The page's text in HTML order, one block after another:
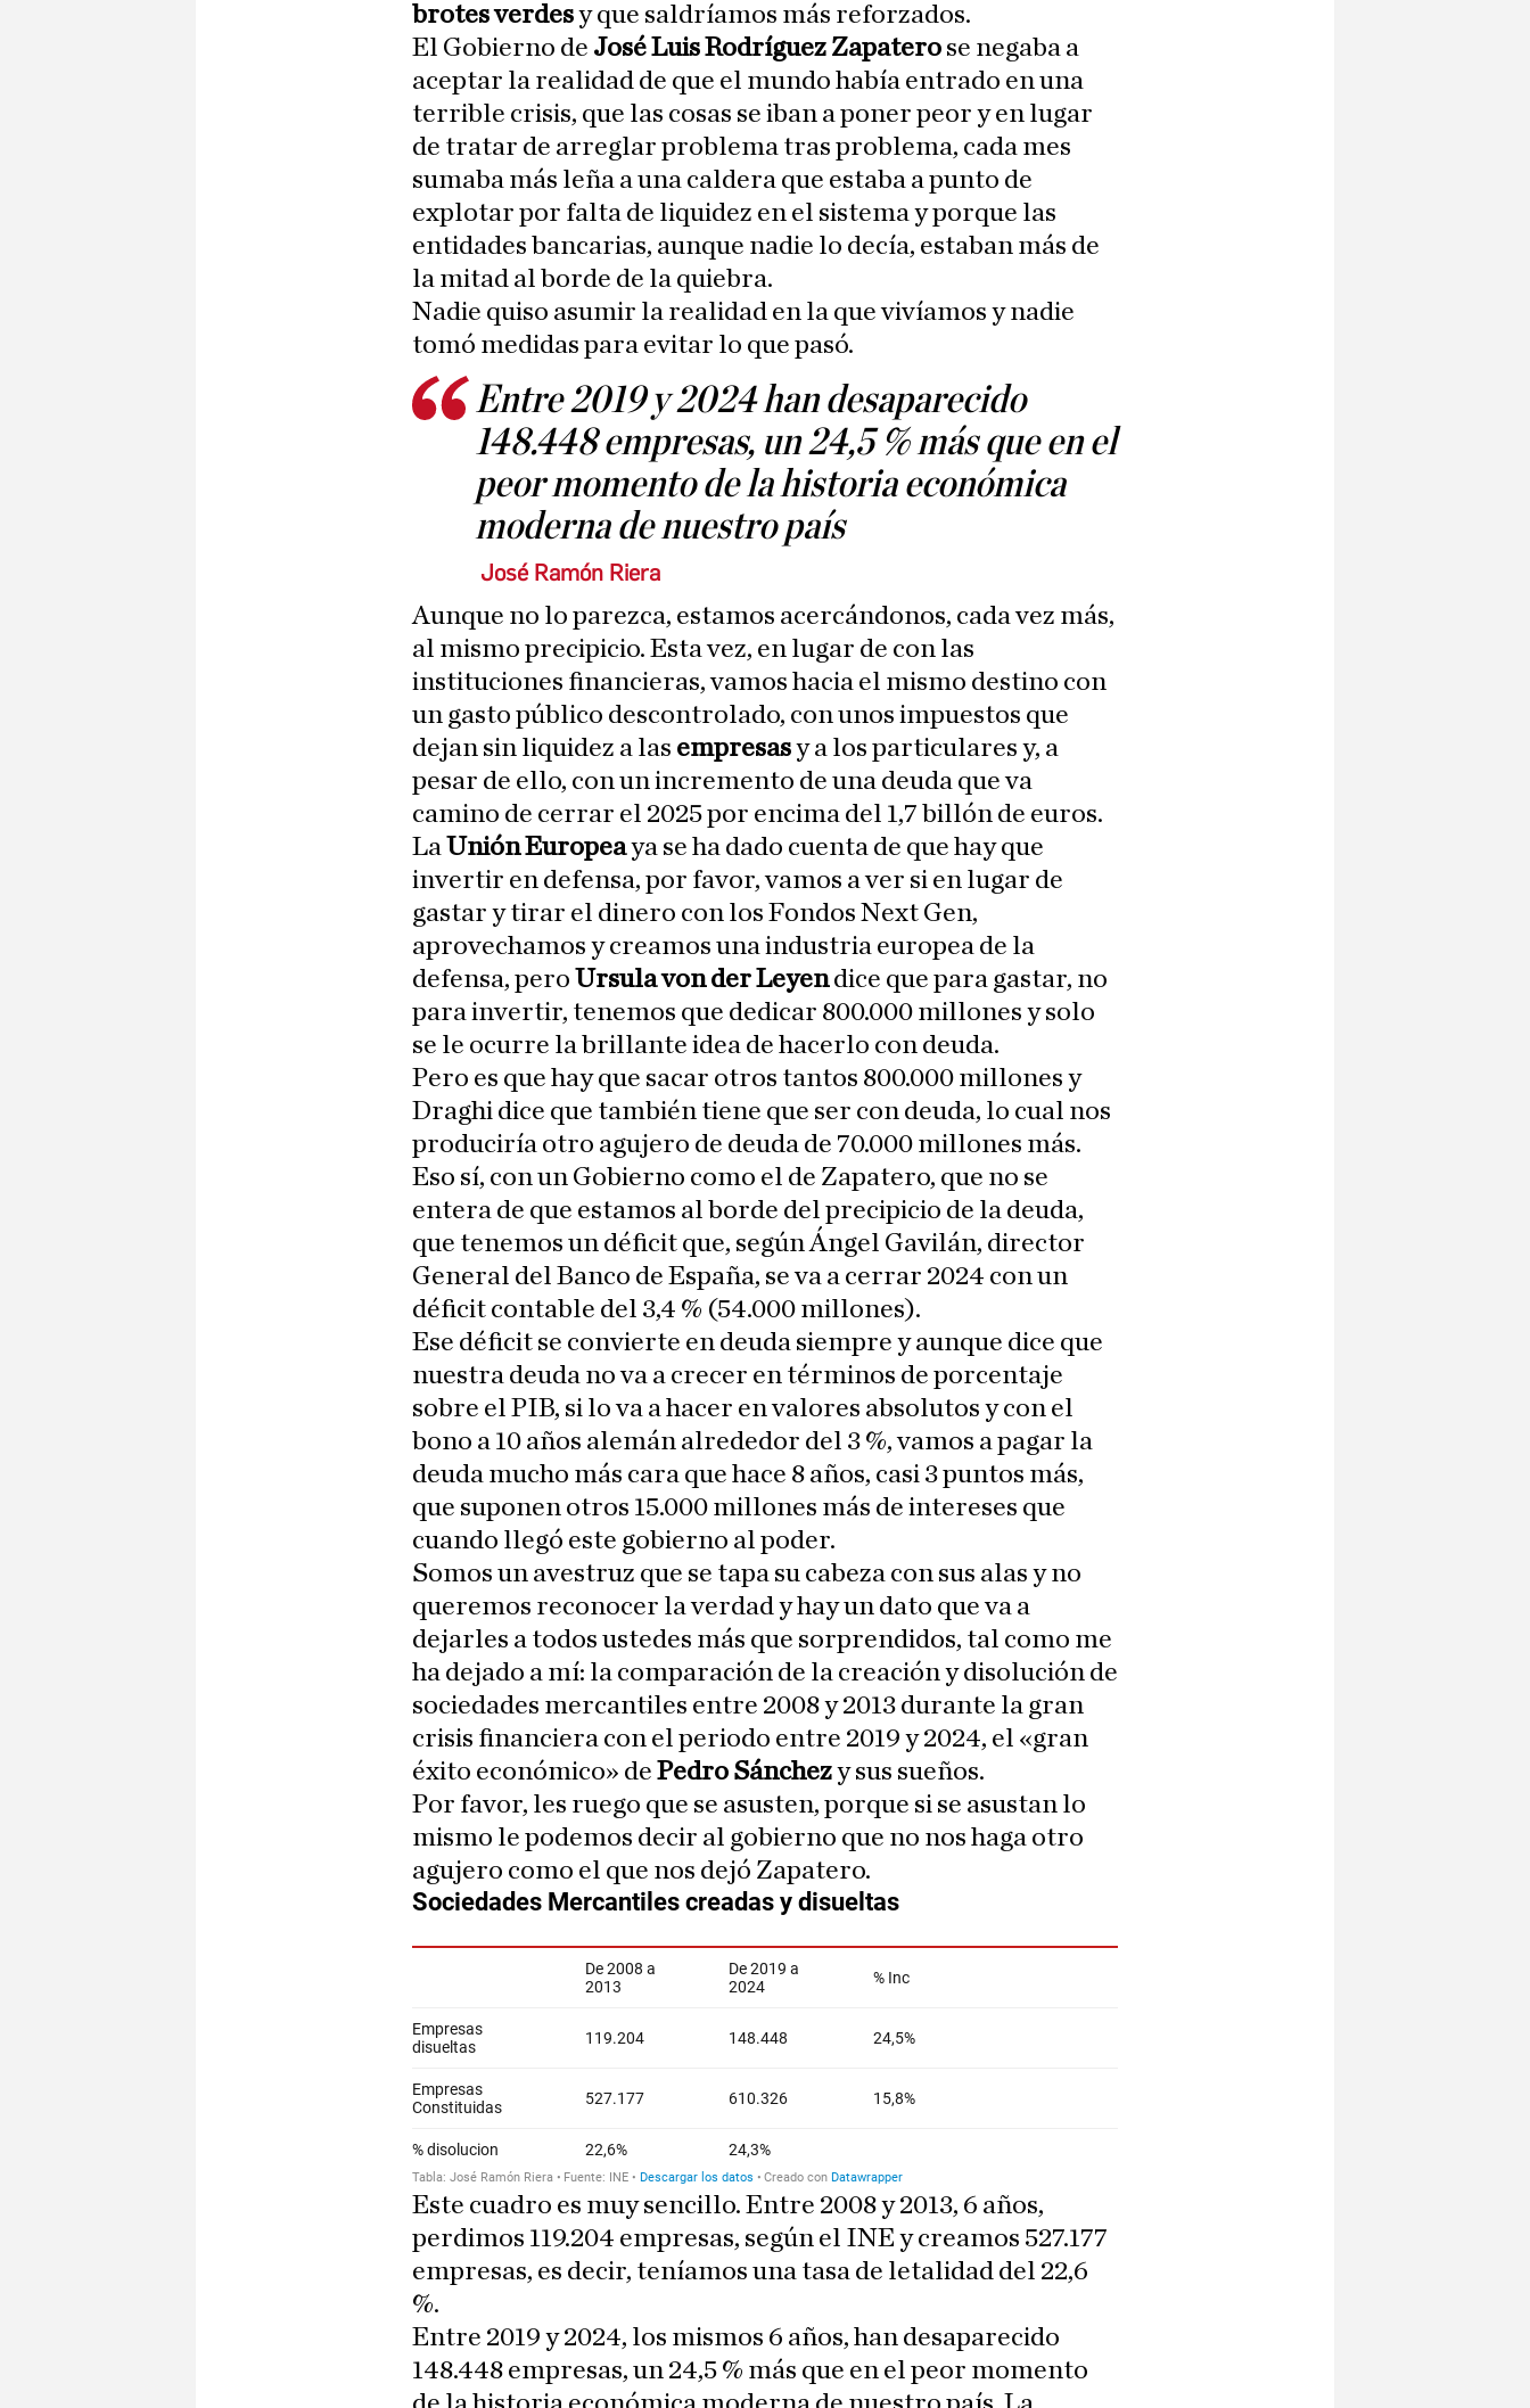
brotes verdesy que saldríamos más reforzados.
El Gobierno de José Luis Rodríguez Zapatero se negaba a
aceptar la realidad de que el mundo había entrado en una
terrible crisis, que las cosas se iban a poner peor y en lugar
de tratar de arreglar problema tras problema, cada mes
sumaba más leña a una caldera que estaba a punto de
explotar por falta de liquidez en el sistema y porque las
entidades bancarias, aunque nadie lo decía, estaban más de
la mitad al borde de la quiebra.
Nadie quiso asumir la realidad en la que vivíamos y nadie
tomó medidas para evitar lo que pasó.
Entre 2019 y 2024 han desaparecido
148.448 empresas, un 24,5 % más que en el
peor momento de la historia económica
moderna de nuestro país
José Ramón Riera
Aunque no lo parezca, estamos acercándonos, cada vez más,
al mismo precipicio. Esta vez, en lugar de con las
instituciones financieras, vamos hacia el mismo destino con
un gasto público descontrolado, con unos impuestos que
dejan sin liquidez a las empresasy a los particulares y, a
pesar de ello, con un incremento de una deuda que va
camino de cerrar el 2025 por encima del 1,7 billón de euros.
LaUnión Europeaya se ha dado cuenta de que hay que
invertir en defensa, por favor, vamos a ver si en lugar de
gastar y tirar el dinero con los Fondos Next Gen,
aprovechamos y creamos una industria europea de la
defensa, pero Ursula von der Leyendice que para gastar, no
para invertir, tenemos que dedicar 800.000 millones y solo
se le ocurre la brillante idea de hacerlo con deuda.
Pero es que hay que sacar otros tantos 800.000 millones y
Draghi dice que también tiene que ser con deuda, lo cual nos
produciría otro agujero de deuda de 70.000 millones más.
Eso sí, con un Gobierno como el de Zapatero, que no se
entera de que estamos al borde del precipicio de la deuda,
que tenemos un déficit que, según Ángel Gavilán, director
General del Banco de España, se va a cerrar 2024 con un
déficit contable del 3,4 % (54.000 millones).
Ese déficit se convierte en deuda siempre y aunque dice que
nuestra deuda no va a crecer en términos de porcentaje
sobre el PIB, si lo va a hacer en valores absolutos y con el
bono a 10 años alemán alrededor del 3 %, vamos a pagar la
deuda mucho más cara que hace 8 años, casi 3 puntos más,
que suponen otros 15.000 millones más de intereses que
cuando llegó este gobierno al poder.
Somos un avestruz que se tapa su cabeza con sus alas y no
queremos reconocer la verdad y hay un dato que va a
dejarles a todos ustedes más que sorprendidos, tal como me
ha dejado a mí: la comparación de la creación y disolución de
sociedades mercantiles entre 2008 y 2013 durante la gran
crisis financiera con el periodo entre 2019 y 2024, el «gran
éxito económico» de Pedro Sánchezy sus sueños.
Por favor, les ruego que se asusten, porque si se asustan lo
mismo le podemos decir al gobierno que no nos haga otro
agujero como el que nos dejó Zapatero.
Este cuadro es muy sencillo. Entre 2008 y 2013, 6 años,
perdimos 119.204 empresas, según el INE y creamos 527.177
empresas, es decir, teníamos una tasa de letalidad del 22,6
%.
Entre 2019 y 2024, los mismos 6 años, han desaparecido
148.448 empresas, un 24,5 % más que en el peor momento